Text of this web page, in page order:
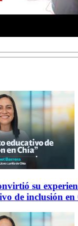
su
de inclusión en